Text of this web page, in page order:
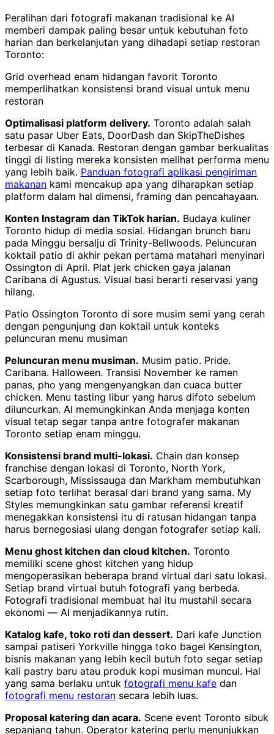
Peralihan dari fotografi makanan tradisional ke AI
memberi dampak paling besar untuk kebutuhan foto
harian dan berkelanjutan yang dihadapi setiap restoran
Toronto:
Grid overhead enam hidangan favorit Toronto
memperlihatkan konsistensi brand visual untuk menu
restoran
Optimalisasi platform delivery. Toronto adalah salah
satu pasar Uber Eats, DoorDash dan SkipTheDishes
terbesar di Kanada. Restoran dengan gambar berkualitas
tinggi di listing mereka konsisten melihat performa menu
yang lebih baik. Panduan fotografi aplikasi pengiriman
makanan kami mencakup apa yang diharapkan setiap
platform dalam hal dimensi, framing dan pencahayaan.
Konten Instagram dan TikTok harian. Budaya kuliner
Toronto hidup di media sosial. Hidangan brunch baru
pada Minggu bersalju di Trinity-Bellwoods. Peluncuran
koktail patio di akhir pekan pertama matahari menyinari
Ossington di April. Plat jerk chicken gaya jalanan
Caribana di Agustus. Visual basi berarti reservasi yang
hilang.
Patio Ossington Toronto di sore musim semi yang cerah
dengan pengunjung dan koktail untuk konteks
peluncuran menu musiman
Peluncuran menu musiman. Musim patio. Pride.
Caribana. Halloween. Transisi November ke ramen
panas, pho yang mengenyangkan dan cuaca butter
chicken. Menu tasting libur yang harus difoto sebelum
diluncurkan. AI memungkinkan Anda menjaga konten
visual tetap segar tanpa antre fotografer makanan
Toronto setiap enam minggu.
Konsistensi brand multi-lokasi. Chain dan konsep
franchise dengan lokasi di Toronto, North York,
Scarborough, Mississauga dan Markham membutuhkan
setiap foto terlihat berasal dari brand yang sama. My
Styles memungkinkan satu gambar referensi kreatif
menegakkan konsistensi itu di ratusan hidangan tanpa
harus bernegosiasi ulang dengan fotografer setiap kali.
Menu ghost kitchen dan cloud kitchen. Toronto
memiliki scene ghost kitchen yang hidup
mengoperasikan beberapa brand virtual dari satu lokasi.
Setiap brand virtual butuh fotografi yang berbeda.
Fotografi tradisional membuat hal itu mustahil secara
ekonomi — AI menjadikannya rutin.
Katalog kafe, toko roti dan dessert. Dari kafe Junction
sampai patiseri Yorkville hingga toko bagel Kensington,
bisnis makanan yang lebih kecil butuh foto segar setiap
kali pastry baru atau produk kopi musiman muncul. Hal
yang sama berlaku untuk fotografi menu kafe dan
fotografi menu restoran secara lebih luas.
Proposal katering dan acara. Scene event Toronto sibuk
sepanjang tahun. Operator katering perlu menunjukkan